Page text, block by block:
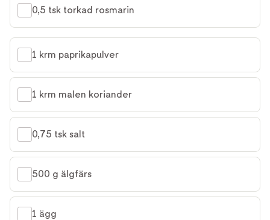
0,5 tsk torkad rosmarin
1 krm paprikapulver
1 krm malen koriander
0,75 tsk salt
500 g älgfärs
1 ägg